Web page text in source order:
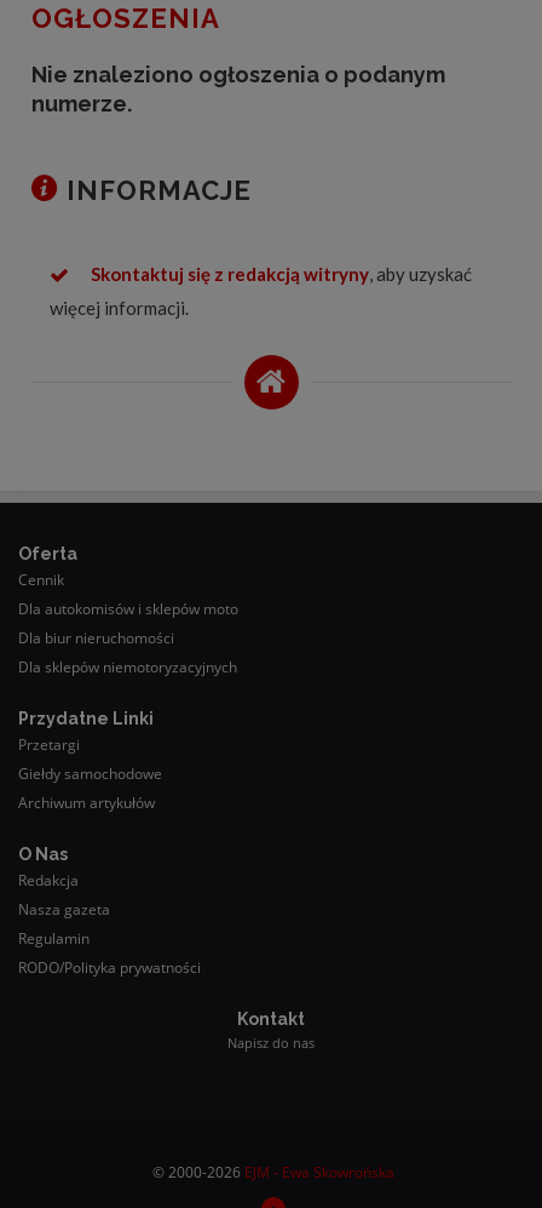
OGŁOSZENIA
Nie znaleziono ogłoszenia o podanym
numerze.
INFORMACJE
Skontaktuj się z redakcją witryny, aby uzyskać
więcej informacji.
Oferta
Cennik
Dla autokomisów i sklepów moto
Dla biur nieruchomości
Dla sklepów niemotoryzacyjnych
Przydatne Linki
Przetargi
Giełdy samochodowe
Archiwum artykułów
O Nas
Redakcja
Nasza gazeta
Regulamin
RODO/Polityka prywatności
Kontakt
Napisz do nas
© 2000-2026 EJM - Ewa Skowrońska